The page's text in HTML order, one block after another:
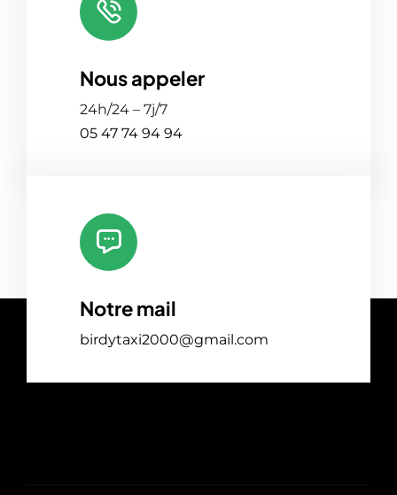
Nous appeler
24h/24 – 7j/7
05 47 74 94 94
Notre mail
birdytaxi2000@gmail.com